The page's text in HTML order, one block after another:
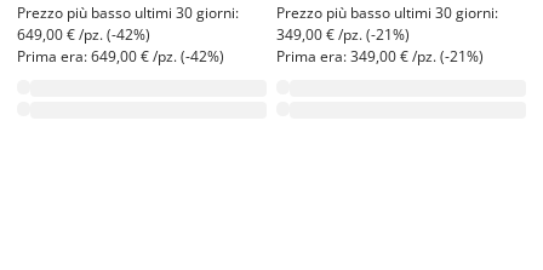
Prezzo più basso ultimi 30 giorni:
649,00 € /pz. (-42%)
Prima era: 649,00 € /pz. (-42%)
Prezzo più basso ultimi 30 giorni:
349,00 € /pz. (-21%)
Prima era: 349,00 € /pz. (-21%)